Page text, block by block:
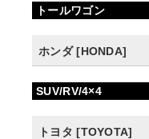
トールワゴン
ホンダ [HONDA]
SUV/RV/4×4
トヨタ [TOYOTA]